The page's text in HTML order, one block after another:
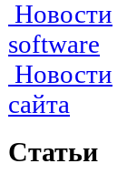
Новости
software
Новости
сайта
Статьи